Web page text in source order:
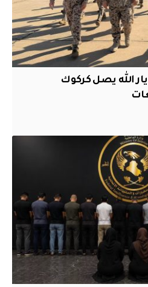
الله يصل كركوك